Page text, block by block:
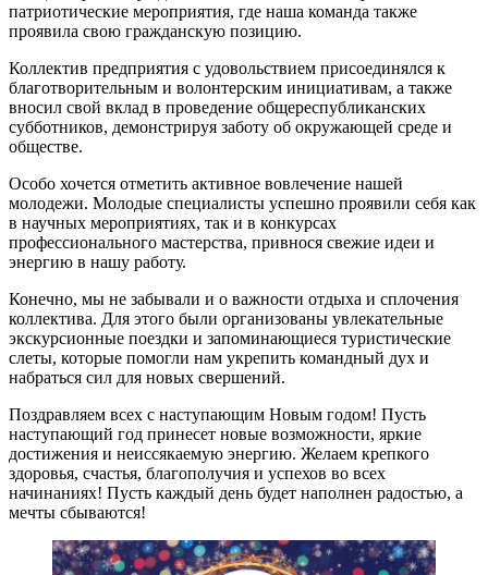
патриотические мероприятия, где наша команда также
проявила свою гражданскую позицию.
Коллектив предприятия с удовольствием присоединялся к
благотворительным и волонтерским инициативам, а также
вносил свой вклад в проведение общереспубликанских
субботников, демонстрируя заботу об окружающей среде и
обществе.
Особо хочется отметить активное вовлечение нашей
молодежи. Молодые специалисты успешно проявили себя как
в научных мероприятиях, так и в конкурсах
профессионального мастерства, привнося свежие идеи и
энергию в нашу работу.
Конечно, мы не забывали и о важности отдыха и сплочения
коллектива. Для этого были организованы увлекательные
экскурсионные поездки и запоминающиеся туристические
слеты, которые помогли нам укрепить командный дух и
набраться сил для новых свершений.
Поздравляем всех с наступающим Новым годом! Пусть
наступающий год принесет новые возможности, яркие
достижения и неиссякаемую энергию. Желаем крепкого
здоровья, счастья, благополучия и успехов во всех
начинаниях! Пусть каждый день будет наполнен радостью, а
мечты сбываются!